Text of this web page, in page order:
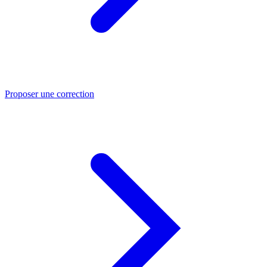
Proposer une correction